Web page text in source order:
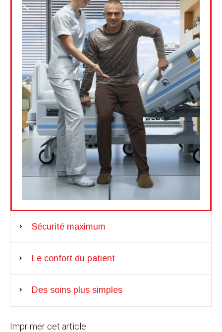
Sécurité maximum
Le confort du patient
Des soins plus simples
Imprimer cet article